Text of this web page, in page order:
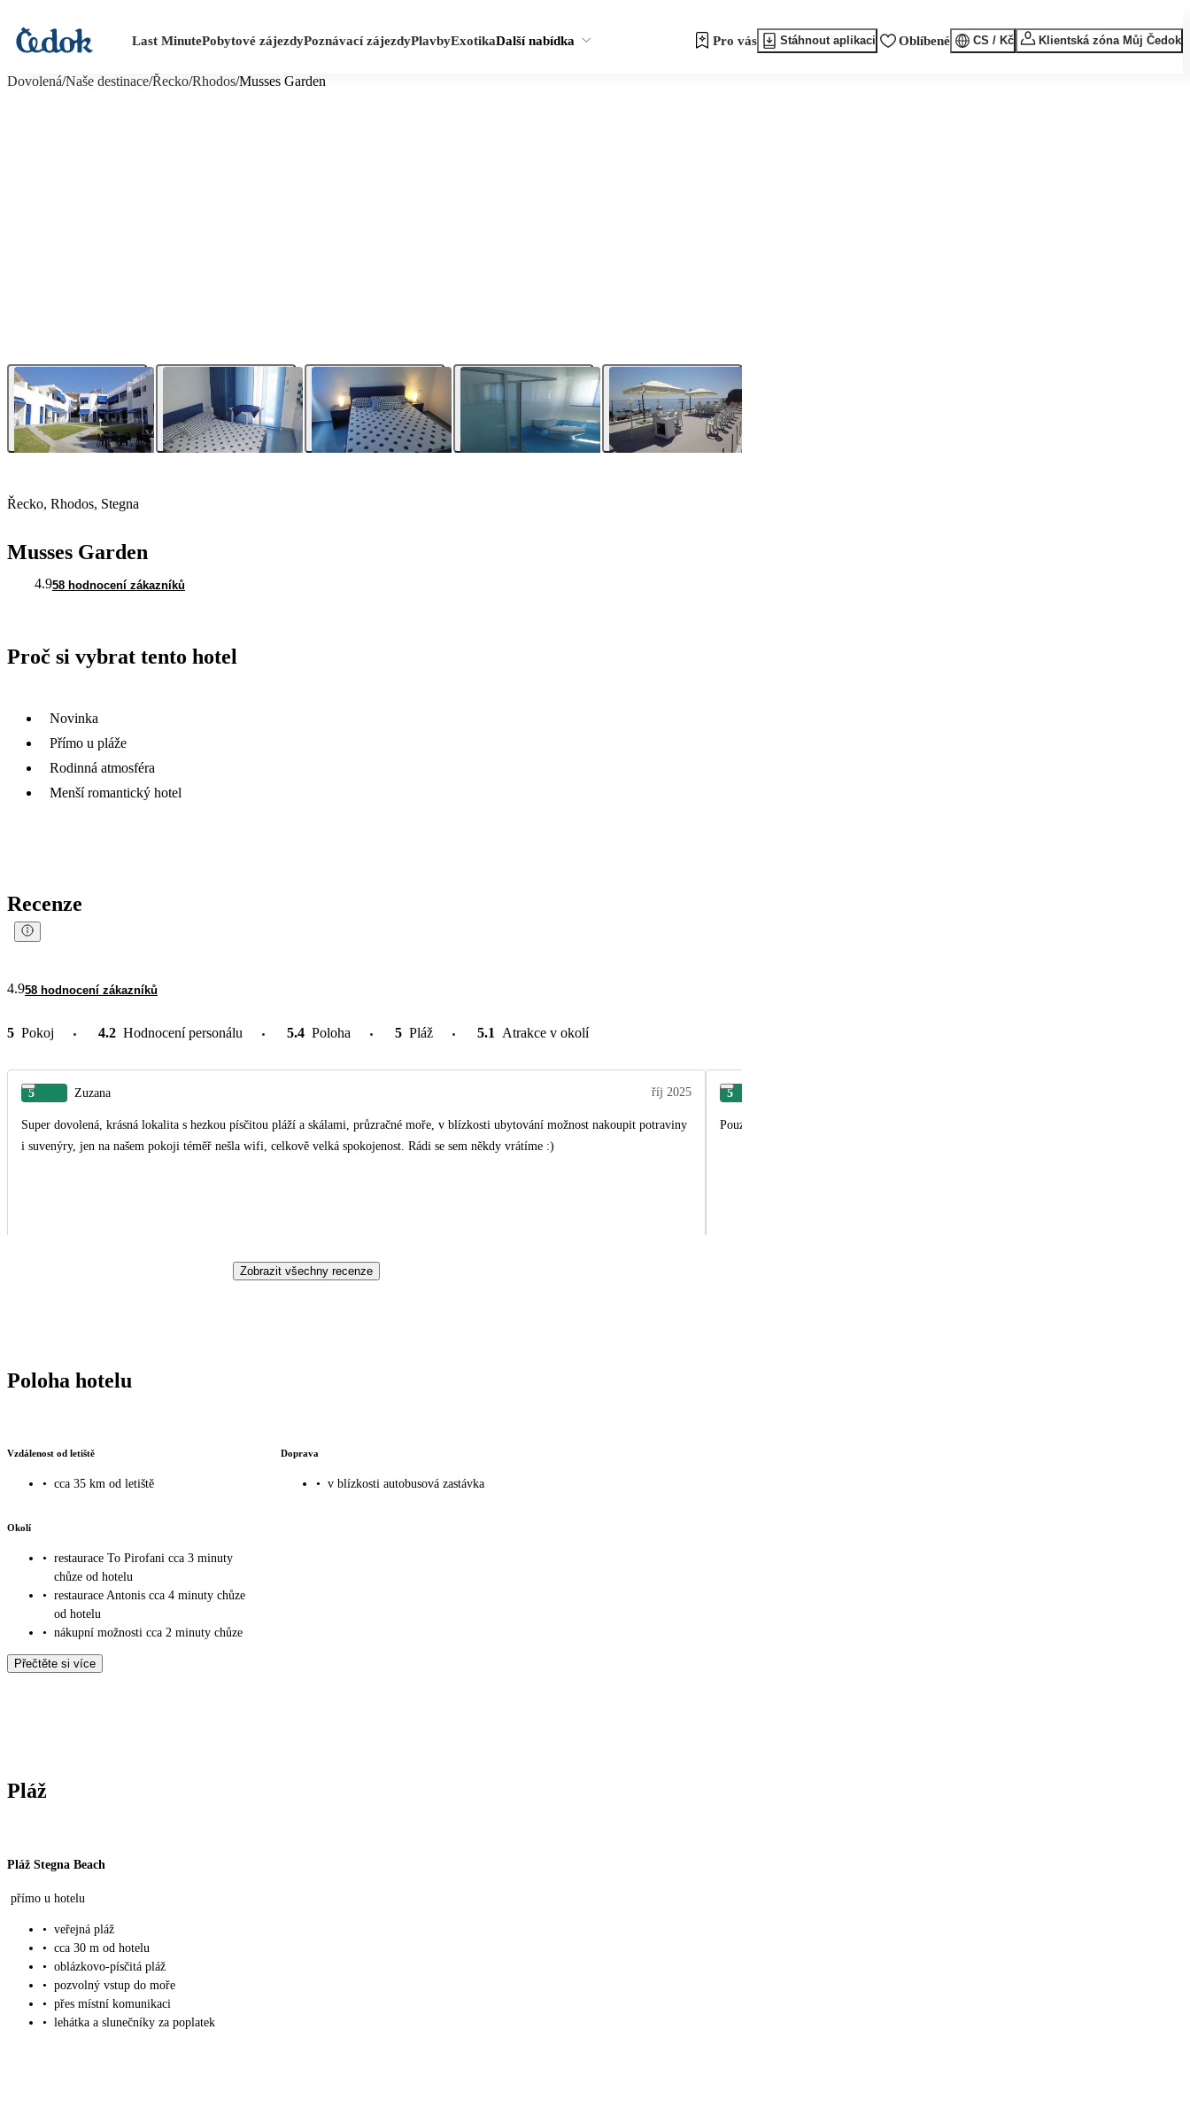
Last MinutePobytové zájezdyPoznávací zájezdyPlavbyExotikaDalší nabídka Pro vás Stáhnout aplikaci Oblíbené CS / Kč Klientská zóna Můj Čedok
Dovolená/Naše destinace/Řecko/Rhodos/Musses Garden
Řecko, Rhodos, Stegna
Musses Garden
4.958 hodnocení zákazníků
Proč si vybrat tento hotel
Novinka
Přímo u pláže
Rodinná atmosféra
Menší romantický hotel
Recenze
4.958 hodnocení zákazníků
5 Pokoj 4.2 Hodnocení personálu 5.4 Poloha 5 Pláž 5.1 Atrakce v okolí
5 Zuzana říj 2025
Super dovolená, krásná lokalita s hezkou písčitou pláží a skálami, průzračné moře, v blízkosti ubytování možnost nakoupit potraviny
i suvenýry, jen na našem pokoji téměř nešla wifi, celkově velká spokojenost. Rádi se sem někdy vrátíme :)
5
Pouze nedostatek nádobí v kuchyňce (nůž, hrnky na čaj) Delegátky profesionální, vše bez
Zobrazit všechny recenze
Poloha hotelu
Vzdálenost od letiště
• cca 35 km od letiště
Doprava
• v blízkosti autobusová zastávka
Okolí
• restaurace To Pirofani cca 3 minuty
chůze od hotelu
• restaurace Antonis cca 4 minuty chůze
od hotelu
• nákupní možnosti cca 2 minuty chůze
Přečtěte si více
Pláž
Pláž Stegna Beach
přímo u hotelu
• veřejná pláž
• cca 30 m od hotelu
• oblázkovo-písčitá pláž
• pozvolný vstup do moře
• přes místní komunikaci
• lehátka a slunečníky za poplatek